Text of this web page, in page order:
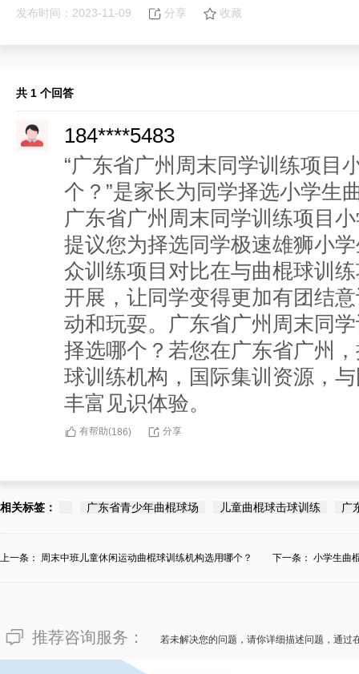
发布时间：2023-11-09 分享 收藏
共 1 个回答
184****5483
“广东省广州周末同学训练项目
个？”是家长为同学择选小学生
广东省广州周末同学训练项目
提议您为择选同学极速雄狮小
众训练项目对比在与曲棍球训
开展，让同学变得更加有团结
动和玩耍。广东省广州周末同
择选哪个？若您在广东省广州
球训练机构，国际集训资源，
丰富见识体验。
有帮助(186) 分享
相关标签： 广东省青少年曲棍球场 儿童曲棍球击球训练 广
上一条： 周末中班儿童休闲运动曲棍球训练机构选用哪个？ 下一条： 小学生曲
推荐咨询服务： 若未解决您的问题，请你详细描述问题，通过